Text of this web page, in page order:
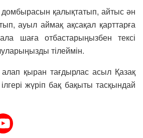
қалықтатып, айтыс ән
ауыл аймақ ақсақал қарттарға
шаға отбастарыңызбен тексі
тілеймін.
алап қыран тағдырлас асыл Қазақ
жүріп бақ бақыты тасқындай